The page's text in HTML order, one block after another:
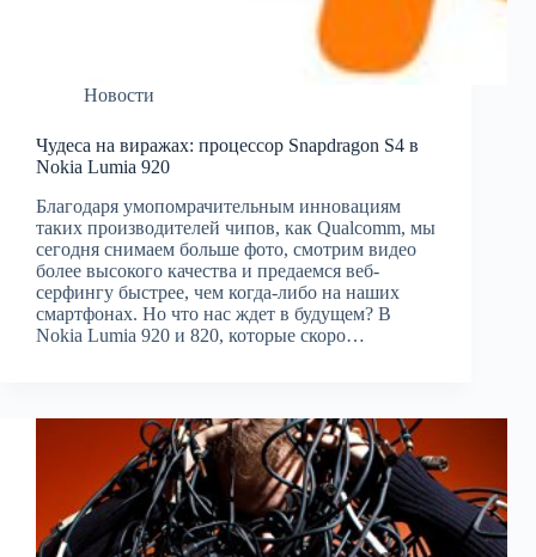
Новости
Чудеса на виражах: процессор Snapdragon S4 в
Nokia Lumia 920
Благодаря умопомрачительным инновациям
таких производителей чипов, как Qualcomm, мы
сегодня снимаем больше фото, смотрим видео
более высокого качества и предаемся веб-
серфингу быстрее, чем когда-либо на наших
смартфонах. Но что нас ждет в будущем? В
Nokia Lumia 920 и 820, которые скоро…